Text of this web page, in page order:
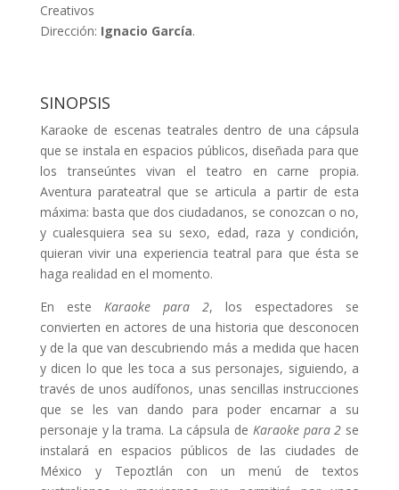
Creativos
Dirección: Ignacio García.
SINOPSIS
Karaoke de escenas teatrales dentro de una cápsula
que se instala en espacios públicos, diseñada para que
los transeúntes vivan el teatro en carne propia.
Aventura parateatral que se articula a partir de esta
máxima: basta que dos ciudadanos, se conozcan o no,
y cualesquiera sea su sexo, edad, raza y condición,
quieran vivir una experiencia teatral para que ésta se
haga realidad en el momento.
En este Karaoke para 2, los espectadores se
convierten en actores de una historia que desconocen
y de la que van descubriendo más a medida que hacen
y dicen lo que les toca a sus personajes, siguiendo, a
través de unos audífonos, unas sencillas instrucciones
que se les van dando para poder encarnar a su
personaje y la trama. La cápsula de Karaoke para 2 se
instalará en espacios públicos de las ciudades de
México y Tepoztlán con un menú de textos